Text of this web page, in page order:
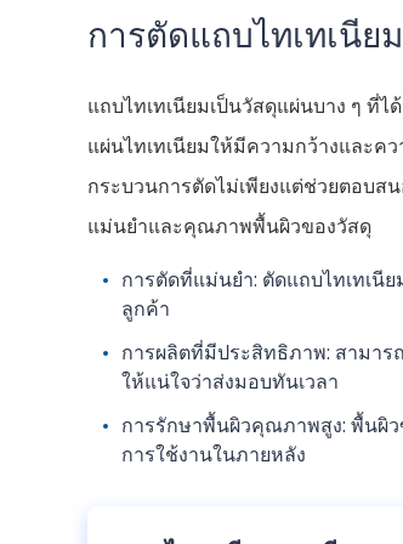
การตัดแถบไทเทเนียม
แถบไทเทเนียมเป็นวัสดุแผ่นบาง ๆ ที่
แผ่นไทเทเนียมให้มีความกว้างและค
กระบวนการตัดไม่เพียงแต่ช่วยตอบส
แม่นยําและคุณภาพพื้นผิวของวัสดุ
การตัดที่แม่นยํา: ตัดแถบไทเทเนี
ลูกค้า
การผลิตที่มีประสิทธิภาพ: สามาร
ให้แน่ใจว่าส่งมอบทันเวลา
การรักษาพื้นผิวคุณภาพสูง: พื้นผิว
การใช้งานในภายหลัง